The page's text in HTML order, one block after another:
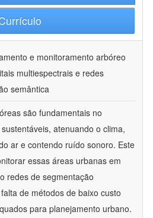
e monitoramento arbóreo
multiespectrais e redes
semântica
são fundamentais no
atenuando o clima,
ar e contendo ruído sonoro. Este
essas áreas urbanas em
redes de segmentação
de métodos de baixo custo
para planejamento urbano.